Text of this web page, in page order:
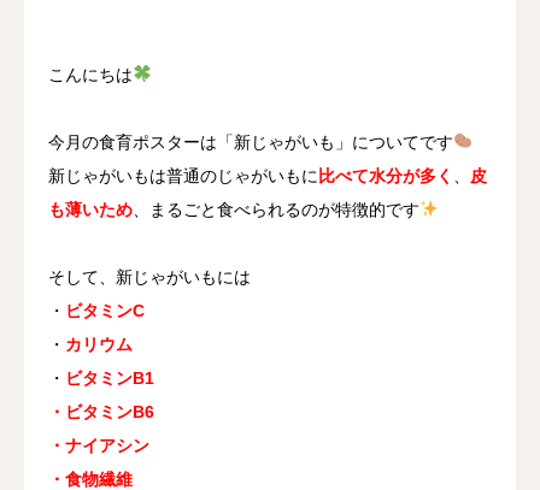
こんにちは
今月の食育ポスターは「新じゃがいも」についてです
新じゃがいもは普通のじゃがいもに 比べて水分が多く
皮
も薄いため 、まるごと食べられるのが特徴的です
そして、新じゃがいもには
・ ビタミンC
・ カリウム
・ ビタミンB1
・ビタミンB6
・ナイアシン
・食物繊維